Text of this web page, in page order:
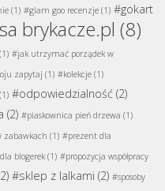
(1) #glam goo recenzje (1) #gokart
brykacze.pl (8)
(1) #jak utrzymać porządek w
zapytaj (1) #kolekcje (1)
(1) #odpowiedzialność (2)
(2) #piaskownica pień drzewa (1)
zabawkach (1) #prezent dla
blogerek(1) #propozycja współpracy
#sklep z lalkami (2) #sposoby